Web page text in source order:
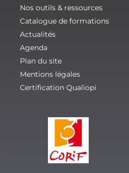
Nos outils & ressources
Catalogue de formations
Actualités
Agenda
Plan du site
Mentions légales
Certification Qualiopi